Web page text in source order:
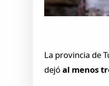
La provincia de
dejóal menos